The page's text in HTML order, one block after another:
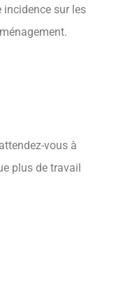
incidence sur les
vous à
plus de travail